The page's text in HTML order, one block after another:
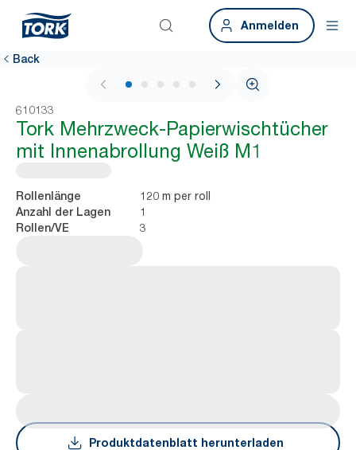
Anmelden
Back
1 / 5
610133
Tork Mehrzweck-Papierwischtücher
mit Innenabrollung Weiß M1
Rollenlänge 120 m per roll
Anzahl der Lagen 1
Rollen/VE 3
Produktdatenblatt herunterladen